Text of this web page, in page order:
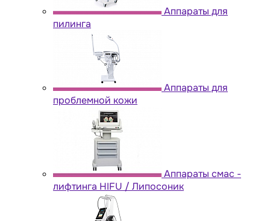
Аппараты для
пилинга
Аппараты для
проблемной кожи
Аппараты cмас -
лифтинга HIFU / Липосоник